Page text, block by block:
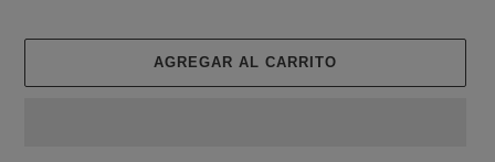
AGREGAR AL CARRITO